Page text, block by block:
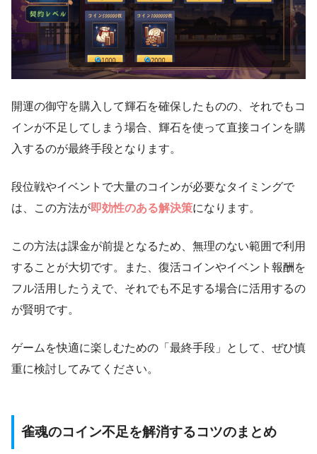
開運の御守を購入して輝石を確保したものの、それでもコ
インが不足してしまう場合、輝石を使って直接コインを購
入するのが最終手段となります。
段位戦やイベントで大量のコインが必要なタイミングで
は、この方法が即効性のある解決策になります。
この方法は課金が前提となるため、無理のない範囲で利用
することが大切です。また、復活コインやイベント報酬を
フル活用したうえで、それでも不足する場合に活用するの
が賢明です。
ゲームを快適に楽しむための「最終手段」として、ぜひ慎
重に検討してみてください。
雀魂のコイン不足を解消するコツのまとめ